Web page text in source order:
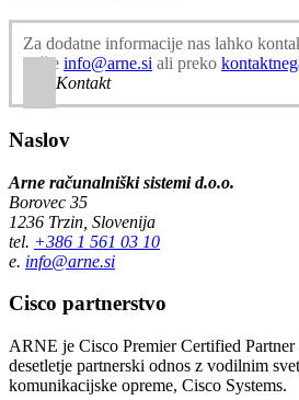
Za dodatne informacije nas lahko
pošte info@arne.si ali preko
Kontakt
Naslov
Arne računalniški sistemi d.o.o.
Borovec 35
1236 Trzin, Slovenija
tel. +386 1 561 03 10
e. info@arne.si
Cisco partnerstvo
ARNE je Cisco Premier Certified
desetletje partnerski odnos z vodilnim
komunikacijske opreme, Cisco Systems.